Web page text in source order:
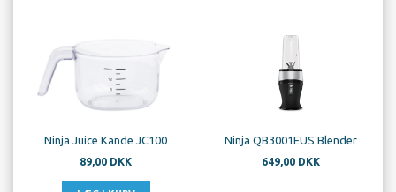
Ninja Juice Kande JC100
89,00 DKK
Ninja QB3001EUS Blender
649,00 DKK